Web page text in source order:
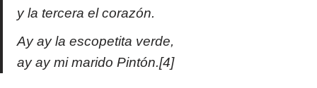
y la tercera el corazón.
Ay ay la escopetita verde,
ay ay mi marido Pintón.[4]